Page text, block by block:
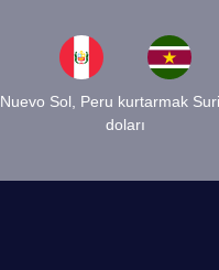
Nuevo Sol, Peru kurtarmak
doları